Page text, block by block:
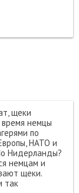
щеки
немцы
по
НАТО и
Нидерланды?
немцам и
щеки.
так